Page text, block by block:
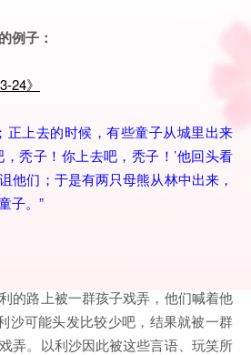
例子：
24》
正上去的时候，有些童子从城里出来
秃子！你上去吧，秃子！’他回头看
他们；于是有两只母熊从林中出来，
子。”
的路上被一群孩子戏弄，他们喊着他
沙可能头发比较少吧，结果就被一群
弄。以利沙因此被这些言语、玩笑所